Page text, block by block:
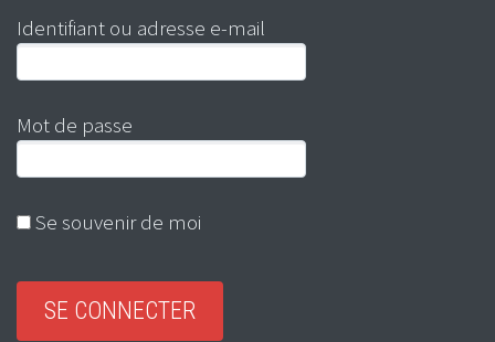
Identifiant ou adresse e-mail
Mot de passe
Se souvenir de moi